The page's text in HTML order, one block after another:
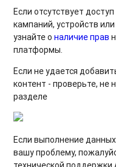
Если отсутствует
кампаний, устройств
узнайте оналичие прав
платформы.
Если не удается
контент - проверьте, не
разделе
Если выполнение
вашу проблему,